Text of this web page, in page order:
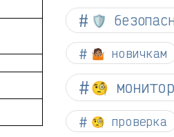
🛡️
🤷🏽 новичкам
🧐
🧐 проверка